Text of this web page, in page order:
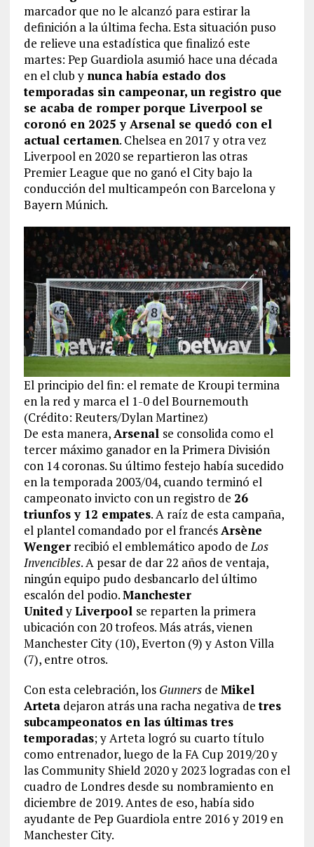
marcador que no le alcanzó para estirar la
definición a la última fecha. Esta situación puso
de relieve una estadística que finalizó este
martes: Pep Guardiola asumió hace una década
en el club y nunca había estado dos
temporadas sin campeonar, un registro que
se acaba de romper porque Liverpool se
coronó en 2025 y Arsenal se quedó con el
actual certamen. Chelsea en 2017 y otra vez
Liverpool en 2020 se repartieron las otras
Premier League que no ganó el City bajo la
conducción del multicampeón con Barcelona y
Bayern Múnich.
El principio del fin: el remate de Kroupi termina
en la red y marca el 1-0 del Bournemouth
(Crédito: Reuters/Dylan Martinez)
De esta manera,Arsenal se consolida como el
tercer máximo ganador en la Primera División
con 14 coronas. Su último festejo había sucedido
en la temporada 2003/04, cuando terminó el
campeonato invicto con un registro de 26
triunfos y 12 empates. A raíz de esta campaña,
el plantel comandado por el francésArsène
Wengerrecibió el emblemático apodo deLos
Invencibles. A pesar de dar 22 años de ventaja,
ningún equipo pudo desbancarlo del último
escalón del podio.Manchester
UnitedyLiverpool se reparten la primera
ubicación con 20 trofeos. Más atrás, vienen
Manchester City (10), Everton (9) y Aston Villa
(7), entre otros.
Con esta celebración, los Gunnersde Mikel
Artetadejaron atrás una racha negativa detres
subcampeonatos en las últimas tres
temporadas; y Arteta logró su cuarto título
como entrenador, luego de la FA Cup 2019/20 y
las Community Shield 2020 y 2023 logradas con el
cuadro de Londres desde su nombramiento en
diciembre de 2019. Antes de eso, había sido
ayudante de Pep Guardiola entre 2016 y 2019 en
Manchester City.